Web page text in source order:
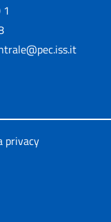
privacy